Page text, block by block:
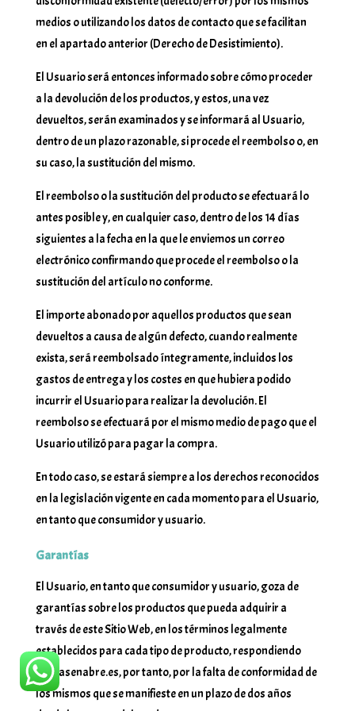
medios o utilizando los datos de contacto que se facilitan
en el apartado anterior (Derecho de Desistimiento).
El Usuario será entonces informado sobre cómo proceder
a la devolución de los productos, y estos, una vez
devueltos, serán examinados y se informará al Usuario,
dentro de un plazo razonable, si procede el reembolso o, en
su caso, la sustitución del mismo.
El reembolso o la sustitución del producto se efectuará lo
antes posible y, en cualquier caso, dentro de los 14 días
siguientes a la fecha en la que le enviemos un correo
electrónico confirmando que procede el reembolso o la
sustitución del artículo no conforme.
El importe abonado por aquellos productos que sean
devueltos a causa de algún defecto, cuando realmente
exista, será reembolsado íntegramente, incluidos los
gastos de entrega y los costes en que hubiera podido
incurrir el Usuario para realizar la devolución. El
reembolso se efectuará por el mismo medio de pago que el
Usuario utilizó para pagar la compra.
En todo caso, se estará siempre a los derechos reconocidos
en la legislación vigente en cada momento para el Usuario,
en tanto que consumidor y usuario.
Garantías
El Usuario, en tanto que consumidor y usuario, goza de
garantías sobre los productos que pueda adquirir a
través de este Sitio Web, en los términos legalmente
establecidos para cada tipo de producto, respondiendo
vespasenabre.es, por tanto, por la falta de conformidad de
los mismos que se manifieste en un plazo de dos años